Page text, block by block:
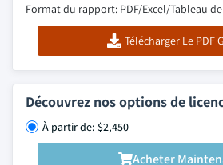
Format du rapport: PDF/Excel/Tableau
Télécharger Le PDF
Découvrez nos options de
À partir de: $2,450
Acheter